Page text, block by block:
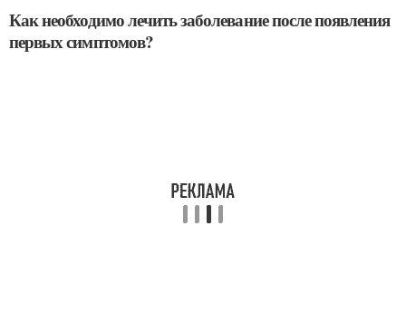
Как необходимо лечить заболевание после появления
первых симптомов?